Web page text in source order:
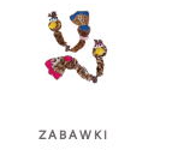
ZABAWKI